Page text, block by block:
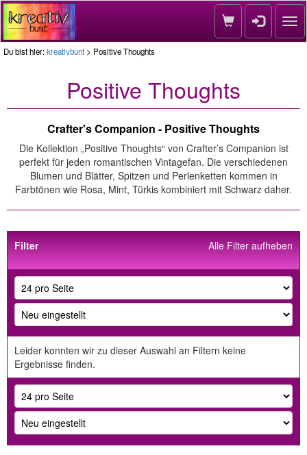
Du bist hier:kreativbunt > Positive Thoughts
Positive Thoughts
Crafter's Companion - Positive Thoughts
Die Kollektion „Positive Thoughts“ von Crafter’s Companion ist
perfekt für jeden romantischen Vintagefan. Die verschiedenen
Blumen und Blätter, Spitzen und Perlenketten kommen in
Farbtönen wie Rosa, Mint, Türkis kombiniert mit Schwarz daher.
Alle Filter aufheben
Filter
Leider konnten wir zu dieser Auswahl an Filtern keine
Ergebnisse finden.